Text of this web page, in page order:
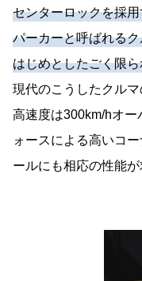
センターロックを採
パーカーと呼ばれる
はじめとしたごく限
現代のこうしたクル
高速度は300km/hオー
ォースによる高いコ
ールにも相応の性能が